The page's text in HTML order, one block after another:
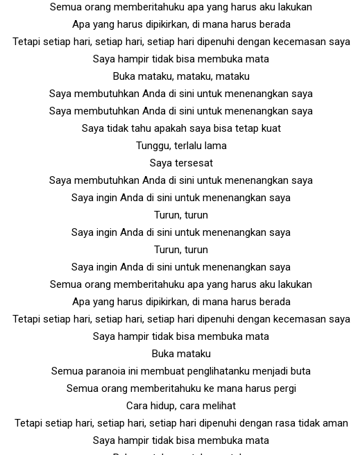
Semua orang memberitahuku apa yang harus aku lakukan
Apa yang harus dipikirkan, di mana harus berada
Tetapi setiap hari, setiap hari, setiap hari dipenuhi dengan kecemasan saya
Saya hampir tidak bisa membuka mata
Buka mataku, mataku, mataku
Saya membutuhkan Anda di sini untuk menenangkan saya
Saya membutuhkan Anda di sini untuk menenangkan saya
Saya tidak tahu apakah saya bisa tetap kuat
Tunggu, terlalu lama
Saya tersesat
Saya membutuhkan Anda di sini untuk menenangkan saya
Saya ingin Anda di sini untuk menenangkan saya
Turun, turun
Saya ingin Anda di sini untuk menenangkan saya
Turun, turun
Saya ingin Anda di sini untuk menenangkan saya
Semua orang memberitahuku apa yang harus aku lakukan
Apa yang harus dipikirkan, di mana harus berada
Tetapi setiap hari, setiap hari, setiap hari dipenuhi dengan kecemasan saya
Saya hampir tidak bisa membuka mata
Buka mataku
Semua paranoia ini membuat penglihatanku menjadi buta
Semua orang memberitahuku ke mana harus pergi
Cara hidup, cara melihat
Tetapi setiap hari, setiap hari, setiap hari dipenuhi dengan rasa tidak aman
Saya hampir tidak bisa membuka mata